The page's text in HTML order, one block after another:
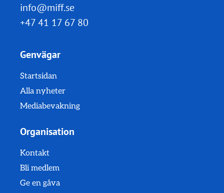
info@miff.se
+47 41 17 67 80
Genvägar
Startsidan
Alla nyheter
Mediabevakning
Organisation
Kontakt
Bli medlem
Ge en gåva